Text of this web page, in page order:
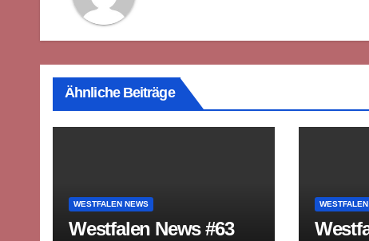
Ähnliche Beiträge
WESTFALEN NEWS
Westfalen News #63